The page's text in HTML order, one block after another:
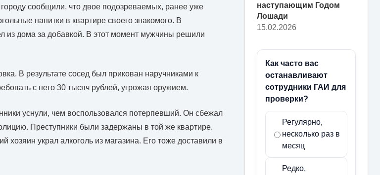
сообщили, что двое подозреваемых, ранее уже
напитки в квартире своего знакомого. В
из дома за добавкой. В этот момент мужчины решили
В результате сосед был прикован наручниками к
с него 30 тысяч рублей, угрожая оружием.
уснули, чем воспользовался потерпевший. Он сбежал
Преступники были задержаны в той же квартире.
хозяин украл алкоголь из магазина. Его тоже доставили в
наступающим Годом
Лошади
15.02.2026
Как часто вас
останавливают
сотрудники ГАИ для
проверки?
Регулярно,
несколько раз в
месяц
Редко,